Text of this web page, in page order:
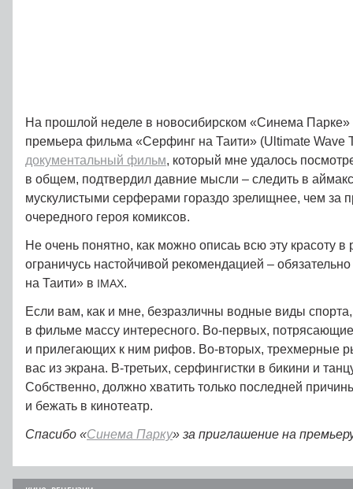
На прошлой неделе в новосибирском «Синема Парке»
премьера фильма «Серфинг на Таити» (Ultimate Wave
документальный фильм, который мне удалось
в общем, подтвердил давние мысли – следить в
мускулистыми серферами гораздо зрелищнее, чем за
очередного героя комиксов.
Не очень понятно, как можно описаь всю эту красоту в
ограничусь настойчивой рекомендацией –
на Таити» в IMAX.
Если вам, как и мне, безразличны водные виды
в фильме массу интересного. Во-первых,
и прилегающих к ним рифов. Во-вторых, трехмерные
вас из экрана. В‑третьих, серфингистки в бикини и
Собственно, должно хватить только последней
и бежать в кинотеатр.
Спасибо «Синема Парку» за приглашение на